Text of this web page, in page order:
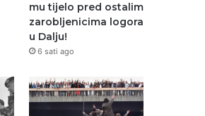
mu tijelo pred ostalim
zarobljenicima logora
u Dalju!
6 sati ago